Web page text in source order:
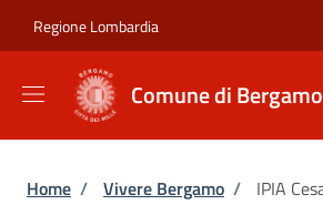
Regione Lombardia
Comune di Bergamo
Briciole di pane
Home / Vivere Bergamo / IPIA